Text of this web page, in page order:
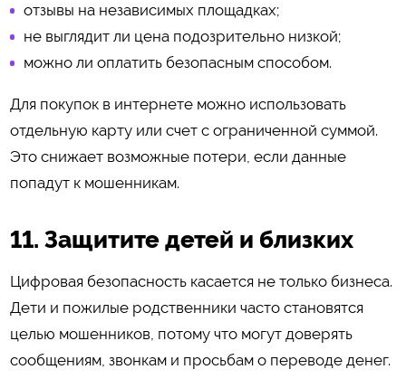
отзывы на независимых площадках;
не выглядит ли цена подозрительно низкой;
можно ли оплатить безопасным способом.
Для покупок в интернете можно использовать
отдельную карту или счет с ограниченной суммой.
Это снижает возможные потери, если данные
попадут к мошенникам.
11. Защитите детей и близких
Цифровая безопасность касается не только бизнеса.
Дети и пожилые родственники часто становятся
целью мошенников, потому что могут доверять
сообщениям, звонкам и просьбам о переводе денег.